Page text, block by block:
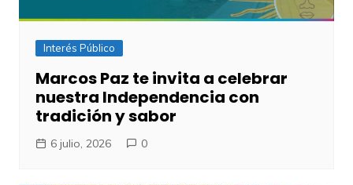
Interés Público
Marcos Paz te invita a celebrar
nuestra Independencia con
tradición y sabor
6 julio, 2026 0